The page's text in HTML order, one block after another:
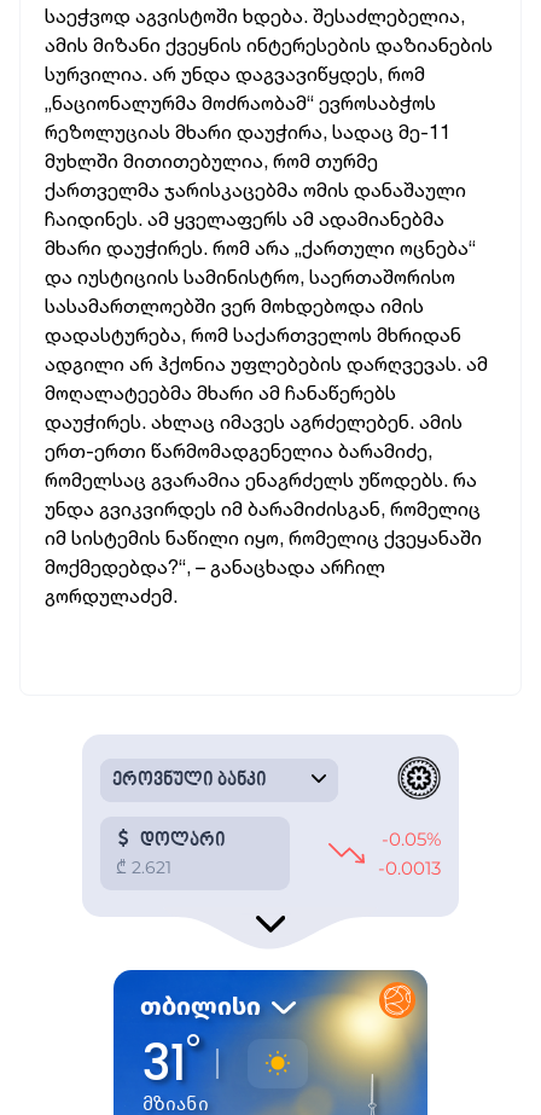
საეჭვოდ აგვისტოში ხდება. შესაძლებელია,
ამის მიზანი ქვეყნის ინტერესების დაზიანების
სურვილია. არ უნდა დაგვავიწყდეს, რომ
„ნაციონალურმა მოძრაობამ“ ევროსაბჭოს
რეზოლუციას მხარი დაუჭირა, სადაც მე-11
მუხლში მითითებულია, რომ თურმე
ქართველმა ჯარისკაცებმა ომის დანაშაული
ჩაიდინეს. ამ ყველაფერს ამ ადამიანებმა
მხარი დაუჭირეს. რომ არა „ქართული ოცნება“
და იუსტიციის სამინისტრო, საერთაშორისო
სასამართლოებში ვერ მოხდებოდა იმის
დადასტურება, რომ საქართველოს მხრიდან
ადგილი არ ჰქონია უფლებების დარღვევას. ამ
მოღალატეებმა მხარი ამ ჩანაწერებს
დაუჭირეს. ახლაც იმავეს აგრძელებენ. ამის
ერთ-ერთი წარმომადგენელია ბარამიძე,
რომელსაც გვარამია ენაგრძელს უწოდებს. რა
უნდა გვიკვირდეს იმ ბარამიძისგან, რომელიც
იმ სისტემის ნაწილი იყო, რომელიც ქვეყანაში
მოქმედებდა?“, – განაცხადა არჩილ
გორდულაძემ.